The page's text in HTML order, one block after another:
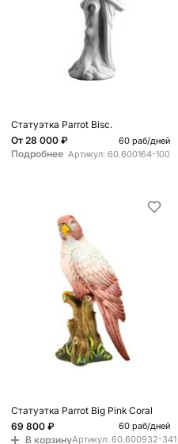
Статуэтка Parrot Bisc.
От 28 000 ₽ 60 раб/дней
Подробнее Артикул: 60.600164-100
Статуэтка Parrot Big Pink Coral
69 800 ₽
60 раб/дней
В корзинуАртикул: 60.600932-341